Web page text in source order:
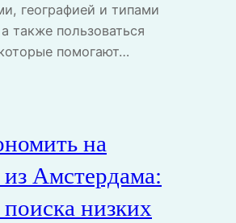
географией и типами
также пользоваться
помогают…
на
из Амстердама:
поиска низких